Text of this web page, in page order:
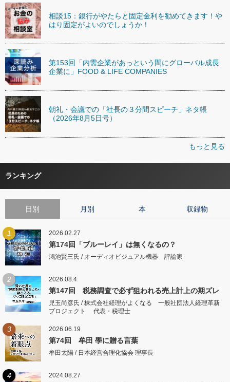
相談15：銀行がやたらと固定金利を勧めてきます！や
はり固定がよいのでしょうか！
第153回「内需企業があっという間にグローバル成長
企業に」FOOD & LIFE COMPANIES
朝礼・会議での「社長の３分間スピーチ」ネタ帳
（2026年8月5日号）
もっと見る
ランキング
日別 月別 本 収録物
1 2026.02.27
第174回「ブルーレイ」は無くなるの？
鴻池賢三氏 / オーディオビジュアル機器 評論家
2 2026.08.4
第147回 税務調査で必ず狙われる売上計上の期ズレ
児玉尚彦氏 / 株式会社経理がよくなる 一般社団法人経理革新
プロジェクト 代表・税理士
3 2026.06.19
第74回 牟田 學に贈る言葉
牟田太陽 / 日本経営合理化協会 理事長
4 2024.08.27